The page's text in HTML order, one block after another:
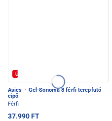
Új
Asics · Gel-Sonoma 8 férfi terepfutó
cipő
Férfi
37.990 FT